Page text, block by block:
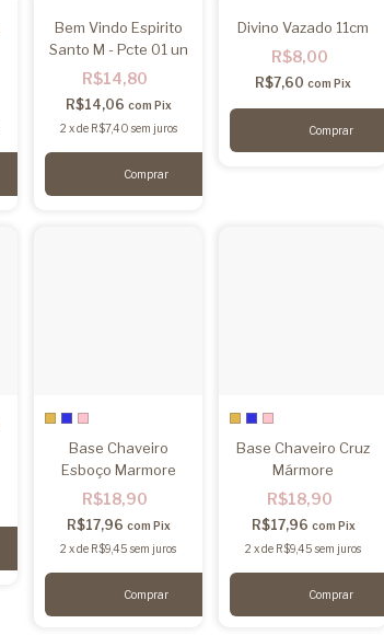
Bem Vindo Espirito
Santo M - Pcte 01 un
R$14,80
R$14,06 com Pix
2 xde R$7,40 sem juros
Divino Vazado 11cm
R$8,00
R$7,60 com Pix
Base Chaveiro
Esboço Marmore
R$18,90
R$17,96 com Pix
2 xde R$9,45 sem juros
Comprar
Base Chaveiro Cruz
Mármore
R$18,90
R$17,96 com Pix
2 xde R$9,45 sem juros
Comprar